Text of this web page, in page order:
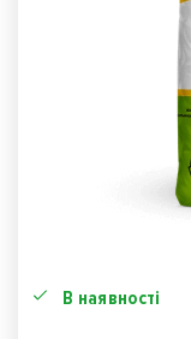
В наявності